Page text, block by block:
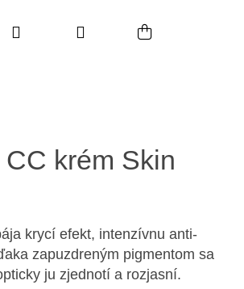
SADY INDIKÁCIA
Hľadať PrihlásenieNákupný
krém Skin
krycí efekt, intenzívnu anti-
zapuzdreným pigmentom sa
ju zjednotí a rozjasní.